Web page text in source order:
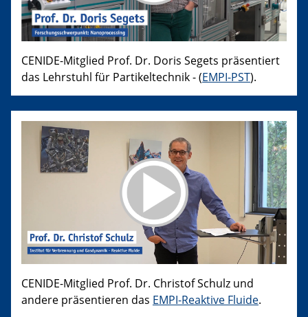
CENIDE-Mitglied Prof. Dr. Doris Segets präsentiert
das Lehrstuhl für Partikeltechnik - (EMPI-PST).
CENIDE-Mitglied Prof. Dr. Christof Schulz und
andere präsentieren das EMPI-Reaktive Fluide.